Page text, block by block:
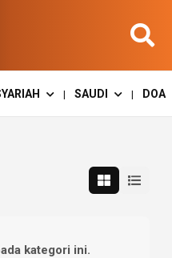
| SAUDI | DOA
kategori ini.